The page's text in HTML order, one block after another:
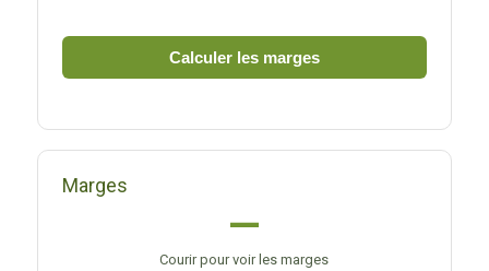
Calculer les marges
Marges
—
Courir pour voir les marges